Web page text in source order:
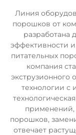
Линия
порошков от
разработана
эффективности
питательных
компания
экструзионного
технологии с
применений,
порошков,
отвечает